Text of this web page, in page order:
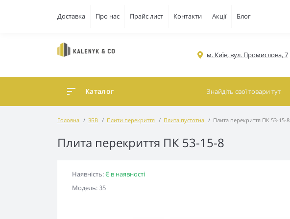
Доставка Про нас Прайс лист Контакти Акції Блог
м. Київ, вул. Промислова, 7
Каталог
Головна ЗБВ Плити перекриття Плита пустотна Плита перекриття ПК 53-15-8
Плита перекриття ПК 53-15-8
Наявність:Є в наявності
Модель: 35